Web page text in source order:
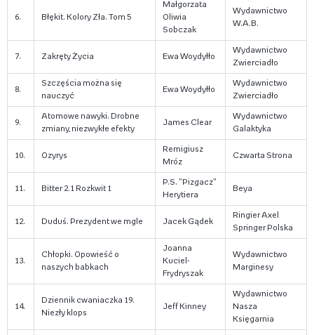
6. Błękit. Kolory Zła. Tom 5
Małgorzata
Oliwia
Sobczak
Wydawnictwo
W.A.B.
7. Zakręty Życia Ewa Woydyłło
Wydawnictwo
Zwierciadło
8.
Szczęścia można się
nauczyć
Ewa Woydyłło
Wydawnictwo
Zwierciadło
9.
Atomowe nawyki. Drobne
zmiany, niezwykłe efekty
James Clear
Wydawnictwo
Galaktyka
10. Ozyrys
Remigiusz
Mróz
Czwarta Strona
11. Bitter 2.1 Rozkwit 1
P.S. "Pizgacz"
Herytiera
Beya
12. Duduś. Prezydent we mgle Jacek Gądek
Ringier Axel
Springer Polska
13.
Chłopki. Opowieść o
naszych babkach
Joanna
Kuciel-
Frydryszak
Wydawnictwo
Marginesy
14.
Dziennik cwaniaczka 19.
Niezły klops
Jeff Kinney
Wydawnictwo
Nasza
Księgarnia